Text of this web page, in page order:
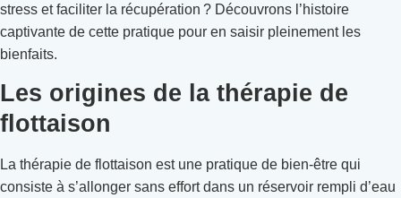
stress et faciliter la récupération ? Découvrons l’histoire
captivante de cette pratique pour en saisir pleinement les
bienfaits.
Les origines de la thérapie de
flottaison
La thérapie de flottaison est une pratique de bien-être qui
consiste à s’allonger sans effort dans un réservoir rempli d’eau